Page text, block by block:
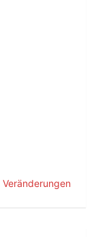
Veränderungen